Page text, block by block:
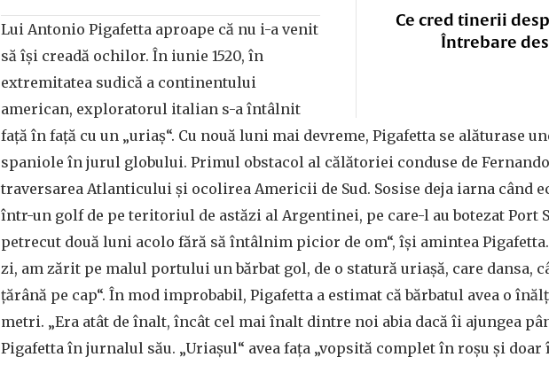
Ce cred tinerii
Întrebare
Lui Antonio Pigafetta aproape că nu i-a venit
să își creadă ochilor. În iunie 1520, în
extremitatea sudică a continentului
american, exploratorul italian s-a întâlnit
față în față cu un „uriaș“. Cu nouă luni mai devreme, Pigafetta se alăturase
spaniole în jurul globului. Primul obstacol al călătoriei conduse de
traversarea Atlanticului și ocolirea Americii de Sud. Sosise deja iarna când
într-un golf de pe teritoriul de astăzi al Argentinei, pe care-l au botezat Port
petrecut două luni acolo fără să întâlnim picior de om“, își amintea
zi, am zărit pe malul portului un bărbat gol, de o statură uriașă, care dansa,
țărână pe cap“. În mod improbabil, Pigafetta a estimat că bărbatul avea o
metri. „Era atât de înalt, încât cel mai înalt dintre noi abia dacă îi ajungea
Pigafetta în jurnalul său. „Uriașul“ avea fața „vopsită complet în roșu și